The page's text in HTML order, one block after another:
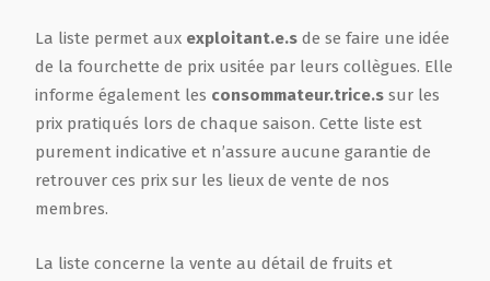
La liste permet aux exploitant.e.s de se faire une idée
de la fourchette de prix usitée par leurs collègues. Elle
informe également les consommateur.trice.s sur les
prix pratiqués lors de chaque saison. Cette liste est
purement indicative et n’assure aucune garantie de
retrouver ces prix sur les lieux de vente de nos
membres.
La liste concerne la vente au détail de fruits et